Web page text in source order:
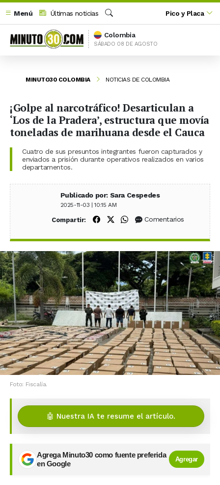
Menú
Últimas noticias
Buscar
Pico y Placa
Colombia
SÁBADO 08 DE AGOSTO
MINUTO30 COLOMBIA NOTICIAS DE COLOMBIA
¡Golpe al narcotráfico! Desarticulan a
‘Los de la Pradera’, estructura que movía
toneladas de marihuana desde el Cauca
Cuatro de sus presuntos integrantes fueron capturados y
enviados a prisión durante operativos realizados en varios
departamentos.
Publicado por: Sara Cespedes
2025-11-03 | 10:15 AM
Compartir: Compartir en Facebook
Compartir en X (Twitter)
Compartir en WhatsApp
Comentarios
Foto: Fiscalía.
🤖 Nuestra IA te resume el artículo.
Agrega Minuto30 como fuente preferida
en Google
Agregar